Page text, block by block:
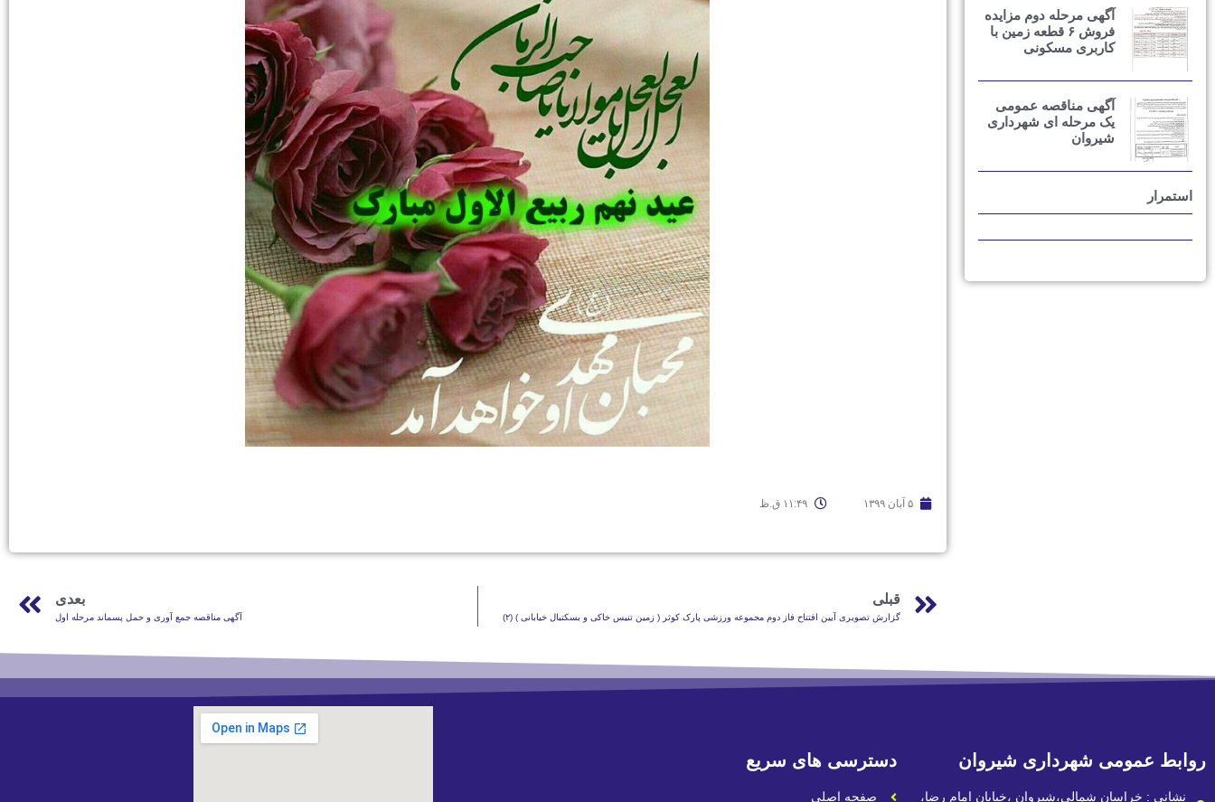
آگهی مرحله دوم مزایده
فروش ۶ قطعه زمین با
کاربری مسکونی
آگهی مناقصه عمومی
یک مرحله ای شهرداری
شیروان
استمرار
۵ آبان ۱۳۹۹ ۱۱:۴۹ ق.ظ
قبلی
گزارش تصویری آیین افتتاح فاز دوم مجموعه ورزشی پارک کوثر ( زمین تنیس خاکی و بسکتبال خیابانی ) (۲)
بعدی
آگهی مناقصه جمع آوری و حمل پسماند مرحله اول
روابط عمومی شهرداری شیروان
نشانی : خراسان شمالی،شیروان ،خیابان امام رضا،
دسترسی های سریع
صفحه اصلی